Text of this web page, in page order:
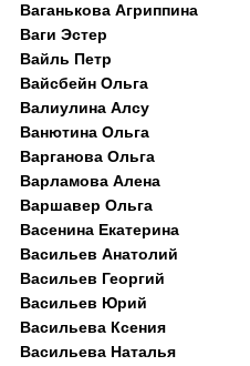
Ваганькова Агриппина
Ваги Эстер
Вайль Петр
Вайсбейн Ольга
Валиулина Алсу
Ванютина Ольга
Варганова Ольга
Варламова Алена
Варшавер Ольга
Васенина Екатерина
Васильев Анатолий
Васильев Георгий
Васильев Юрий
Васильева Ксения
Васильева Наталья